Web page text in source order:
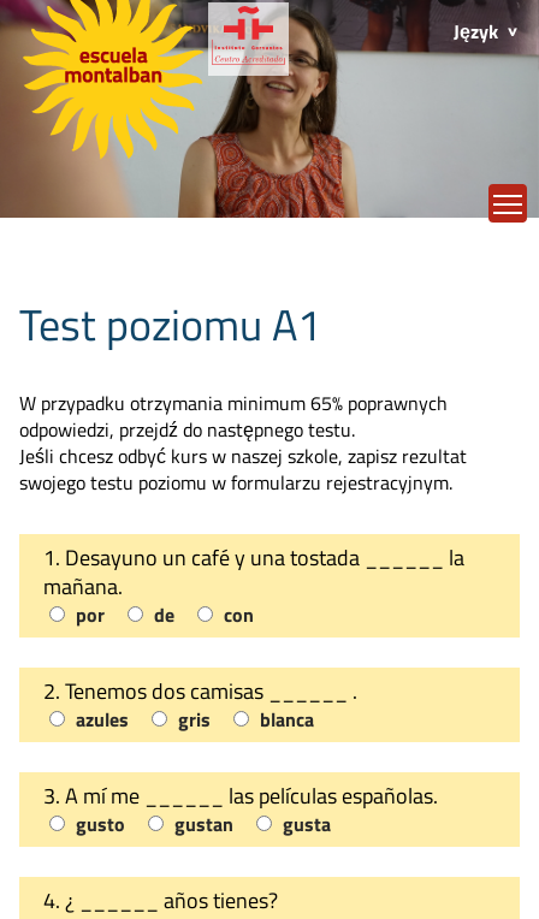
Język
Test poziomu A1
W przypadku otrzymania minimum 65% poprawnych
odpowiedzi, przejdź do następnego testu.
Jeśli chcesz odbyć kurs w naszej szkole, zapisz rezultat
swojego testu poziomu w formularzu rejestracyjnym.
1. Desayuno un café y una tostada ______ la
mañana.
por de con
2. Tenemos dos camisas ______ .
azules gris blanca
3. A mí me ______ las películas españolas.
gusto gustan gusta
4. ¿ ______ años tienes?